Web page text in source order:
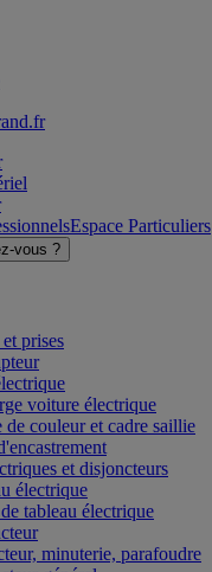
Espace Particuliers
vous ?
prises
voiture électrique
de couleur et cadre saillie
et disjoncteurs
électrique
tableau électrique
minuterie, parafoudre